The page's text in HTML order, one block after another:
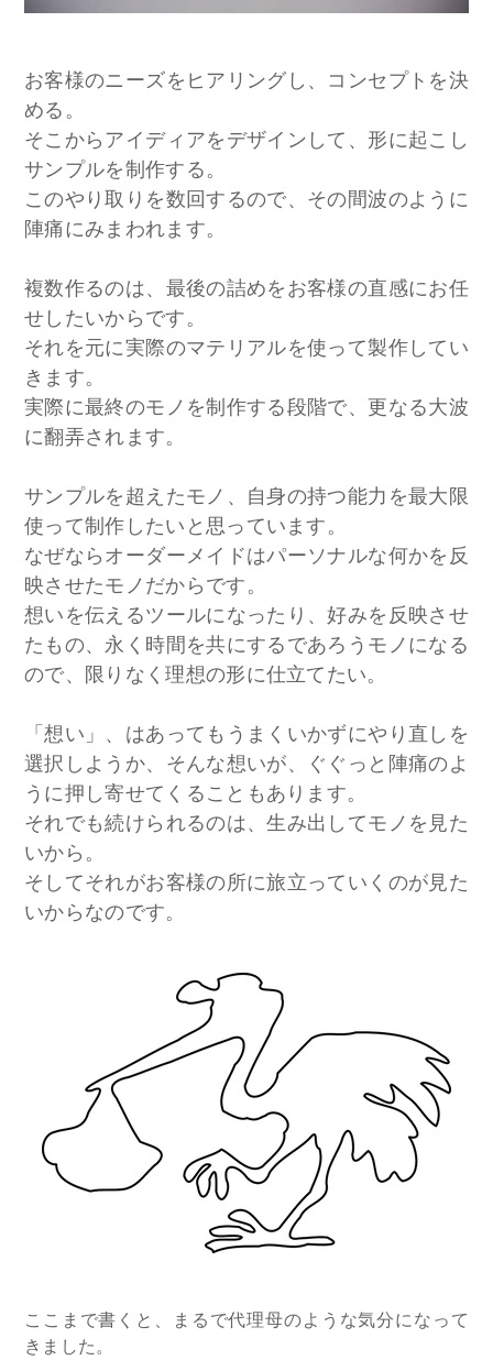
お客様のニーズをヒアリングし、コンセプトを決
める。
そこからアイディアをデザインして、形に起こし
サンプルを制作する。
このやり取りを数回するので、その間波のように
陣痛にみまわれます。
複数作るのは、最後の詰めをお客様の直感にお任
せしたいからです。
それを元に実際のマテリアルを使って製作してい
きます。
実際に最終のモノを制作する段階で、更なる大波
に翻弄されます。
サンプルを超えたモノ、自身の持つ能力を最大限
使って制作したいと思っています。
なぜならオーダーメイドはパーソナルな何かを反
映させたモノだからです。
想いを伝えるツールになったり、好みを反映させ
たもの、永く時間を共にするであろうモノになる
ので、限りなく理想の形に仕立てたい。
「想い」、はあってもうまくいかずにやり直しを
選択しようか、そんな想いが、ぐぐっと陣痛のよ
うに押し寄せてくることもあります。
それでも続けられるのは、生み出してモノを見た
いから。
そしてそれがお客様の所に旅立っていくのが見た
いからなのです。
ここまで書くと、まるで代理母のような気分になって
きました。